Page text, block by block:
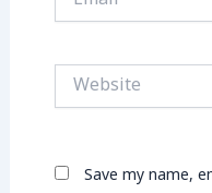
Website
Save my name,